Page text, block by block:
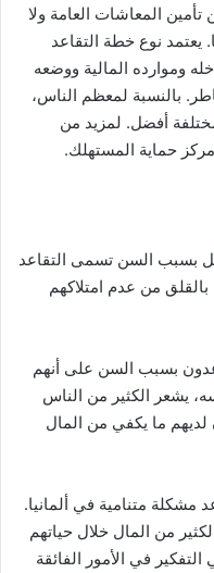
المعاشات العامة ولا
يعتمد نوع خطة التقاعد
وموارده المالية ووضعه
بالنسبة لمعظم الناس،
أفضل. لمزيد من
حماية المستهلك.
بسبب السن تسمى التقاعد
بالقلق من عدم امتلاكهم
بسبب السن على أنهم
يشعر الكثير من الناس
ما يكفي من المال
مشكلة متنامية في ألمانيا.
من المال خلال حياتهم
في الأمور الفائقة